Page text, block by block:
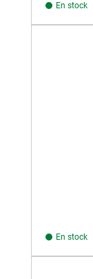
En stock
En stock